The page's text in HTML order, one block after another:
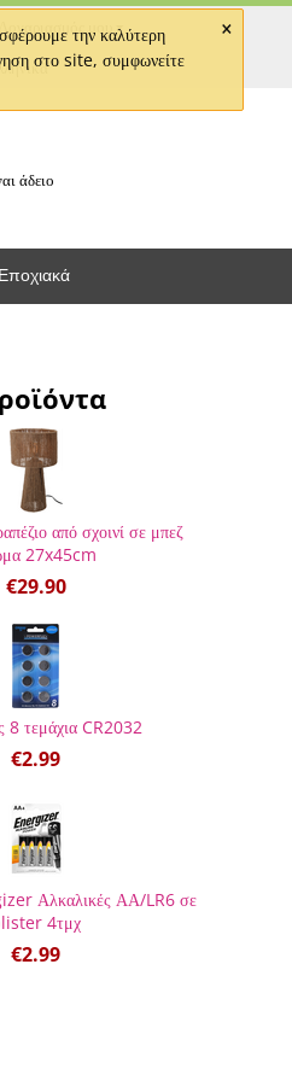
×
την καλύτερη
στο site, συμφωνείτε
Λογαριασμός μου
άδειο
Εποχιακά
από σχοινί σε μπεζ
27x45cm
€29.90
8 τεμάχια CR2032
€2.99
Αλκαλικές ΑΑ/LR6 σε
4τμχ
€2.99